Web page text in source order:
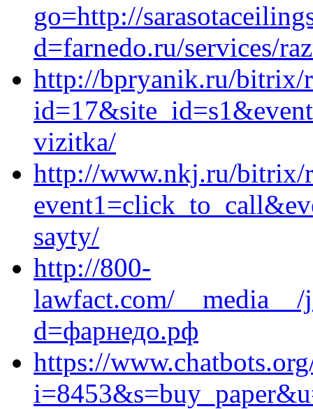
go=http://
d=farnedo.ru/services/
http://bpryanik.ru/bitrix/
vizitka/
http://www.nkj.ru/bitrix/
sayty/
http://800-
lawfact.com/
d=фарнедо.рф
https://